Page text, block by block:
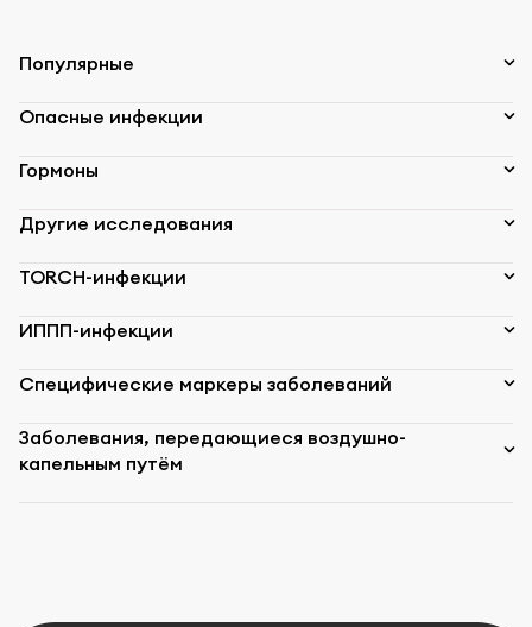
Популярные
Опасные инфекции
Гормоны
Другие исследования
TORCH-инфекции
ИППП-инфекции
Специфические маркеры заболеваний
Заболевания, передающиеся воздушно-
капельным путём